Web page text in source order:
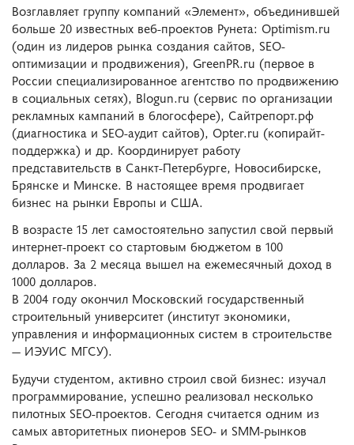
Возглавляет группу компаний «Элемент», объединившей
больше 20 известных веб-проектов Рунета: Optimism.ru
(один из лидеров рынка создания сайтов, SEO-
оптимизации и продвижения), GreenPR.ru (первое в
России специализированное агентство по продвижению
в социальных сетях), Blogun.ru (сервис по организации
рекламных кампаний в блогосфере), Сайтрепорт.рф
(диагностика и SEO-аудит сайтов), Opter.ru (копирайт-
поддержка) и др. Координирует работу
представительств в Санкт-Петербурге, Новосибирске,
Брянске и Минске. В настоящее время продвигает
бизнес на рынки Европы и США.
В возрасте 15 лет самостоятельно запустил свой первый
интернет-проект со стартовым бюджетом в 100
долларов. За 2 месяца вышел на ежемесячный доход в
1000 долларов.
В 2004 году окончил Московский государственный
строительный университет (институт экономики,
управления и информационных систем в строительстве
― ИЭУИС МГСУ).
Будучи студентом, активно строил свой бизнес: изучал
программирование, успешно реализовал несколько
пилотных SEO-проектов. Сегодня считается одним из
самых авторитетных пионеров SEO- и SMM-рынков